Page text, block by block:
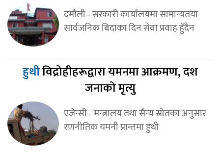
दमौली– सरकारी कार्यालयमा सामान्यतया
सार्वजनिक बिदाका दिन सेवा प्रवाह हुँदैन
हुथीविद्रोहीहरूद्वारा यमनमा आक्रमण, दश
जनाको मृत्यु
एजेन्सी– मन्त्रालय तथा सैन्य स्रोतका अनुसार
रणनीतिक यमनी प्रान्तमा हुथी